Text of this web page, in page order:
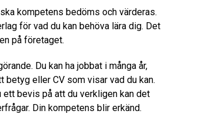
kompetens bedöms och värderas.
för vad du kan behöva lära dig. Det
på företaget.
Du kan ha jobbat i många år,
eller CV som visar vad du kan.
bevis på att du verkligen kan det
Din kompetens blir erkänd.